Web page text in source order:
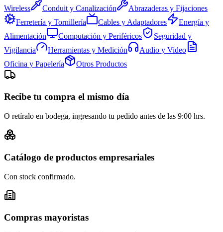
Wireless Conduit y Canalización
Abrazaderas y Fijaciones
Ferretería y Tornillería
Cables y Adaptadores
Energía y
Alimentación
Computación y Periféricos
Seguridad y
Vigilancia
Herramientas y Medición
Audio y Video
Oficina y Papelería
Otros Productos
Recibe tu compra el mismo día
O retíralo en bodega, ingresando tu pedido antes de las 9:00 hrs.
Catálogo de productos empresariales
Con stock confirmado.
Compras mayoristas